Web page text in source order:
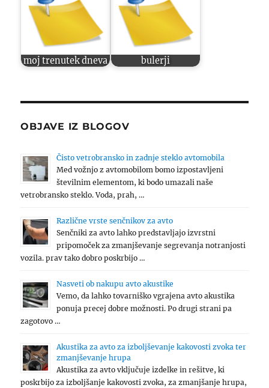
moj trenutek dneva bulerji
OBJAVE IZ BLOGOV
Čisto vetrobransko in zadnje steklo avtomobila
Med vožnjo z avtomobilom bomo izpostavljeni
številnim elementom, ki bodo umazali naše
vetrobransko steklo. Voda, prah, …
Različne vrste senčnikov za avto
Senčniki za avto lahko predstavljajo izvrstni
pripomoček za zmanjševanje segrevanja notranjosti
vozila. prav tako dobro poskrbijo …
Nasveti ob nakupu avto akustike
Vemo, da lahko tovarniško vgrajena avto akustika
ponuja precej dobre možnosti. Po drugi strani pa
zagotovo …
Akustika za avto za izboljševanje kakovosti zvoka ter
zmanjševanje hrupa
Akustika za avto vključuje izdelke in rešitve, ki
poskrbijo za izboljšanje kakovosti zvoka, za zmanjšanje hrupa,